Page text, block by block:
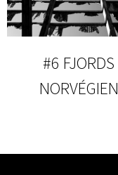
#6 FJORDS
NORVÉGIEN